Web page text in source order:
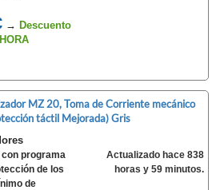
→ Descuento
MZ 20, Toma de Corriente mecánico
táctil Mejorada) Gris
programa
de los
de
Actualizado hace 838
horas y 59 minutos.